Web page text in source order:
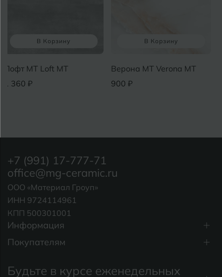
В Корзину
Лофт MT Loft MT
1 360 ₽
В Корзину
Верона MT Verona MT
900 ₽
Информация
Покупателям
+7 (991) 17-777-71
office@mg-ceramic.ru
ООО «Материал Гроуп»
ИНН 9724114961
КПП 500301001
Будьте в курсе еженедельных